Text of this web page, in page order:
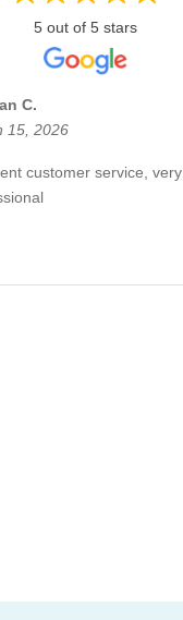
5 out of 5 stars
C.
15, 2026
customer service, very